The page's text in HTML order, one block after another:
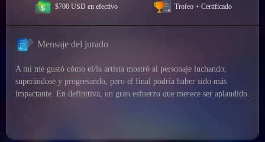
$700 USD en efectivo Trofeo + Certificado
Mensaje del jurado
A mi me gustó cómo el/la artista mostró al personaje luchando,
superándose y progresando, pero el final podría haber sido más
impactante. En definitiva, un gran esfuerzo que merece ser aplaudido.